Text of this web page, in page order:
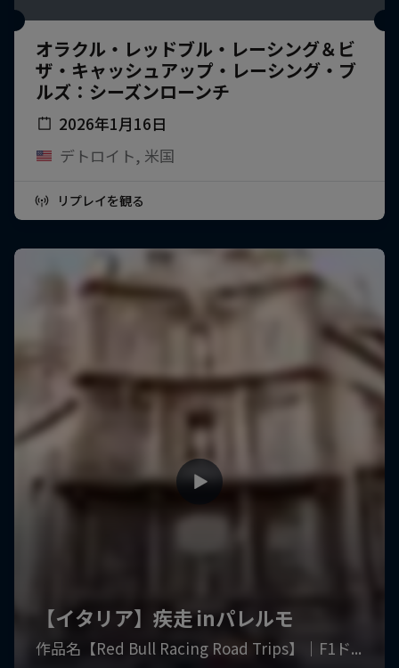
オラクル・レッドブル・レーシング＆ビ
ザ・キャッシュアップ・レーシング・ブ
ルズ：シーズンローンチ
2026年1月16日
デトロイト, 米国
リプレイを観る